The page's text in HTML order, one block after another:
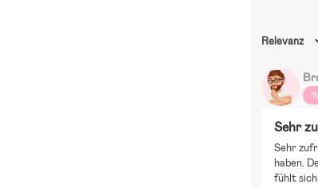
Relevanz
Sehr
Sehr
haben.
fühlt